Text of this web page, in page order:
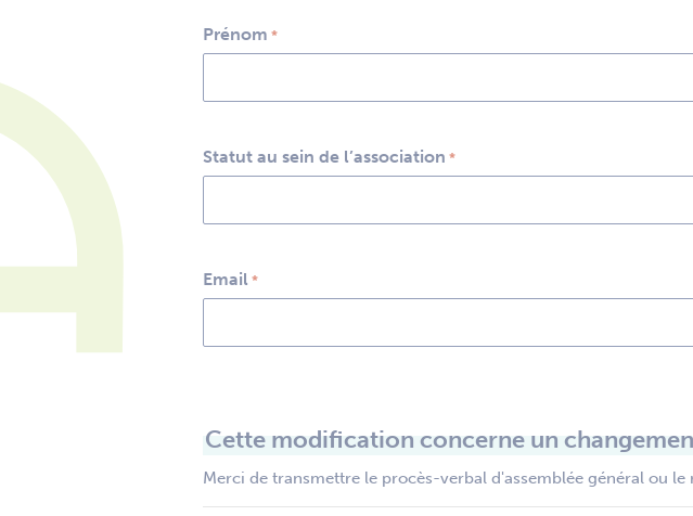
Prénom *
Statut au sein de l’association *
Email *
Cette modification concerne un
Merci de transmettre le procès-verbal d'assemblée général ou